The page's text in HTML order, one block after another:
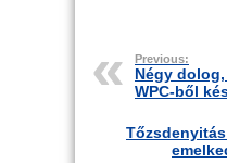
Previous:
Négy
WPC-ből